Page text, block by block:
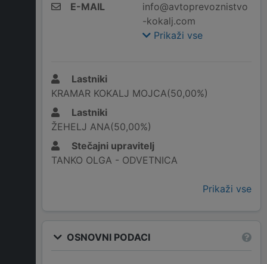
E-MAIL
info@avtoprevoznistvo
-kokalj.com
Prikaži vse
Lastniki
KRAMAR KOKALJ MOJCA(50,00%)
Lastniki
ŽEHELJ ANA(50,00%)
Stečajni upravitelj
TANKO OLGA - ODVETNICA
Prikaži vse
OSNOVNI PODACI